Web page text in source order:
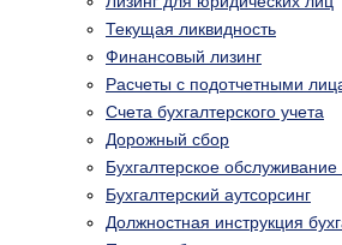
Текущая ликвидность
Финансовый лизинг
Расчеты с подотчетными
Счета бухгалтерского учета
Дорожный сбор
Бухгалтерское
Бухгалтерский аутсорсинг
Должностная инструкция